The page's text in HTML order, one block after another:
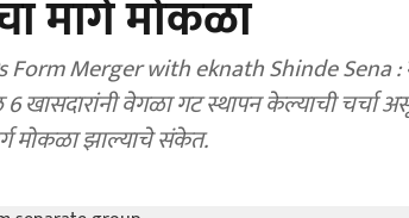
मार्ग मोकळा
with eknath Shinde Sena : महाराष्ट्राच्या राजकारणात मोठी
खासदारांनी वेगळा गट स्थापन केल्याची चर्चा
मोकळा झाल्याचे संकेत.